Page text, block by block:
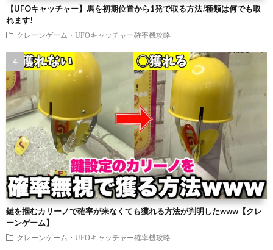
【UFOキャッチャー】馬を初期位置から1発で取る方法!種類は何でも取
れます!
クレーンゲーム・UFOキャッチャー確率機攻略
鍵を掴むカリーノで確率が来なくても獲れる方法が判明したwww【クレ
ーンゲーム】
クレーンゲーム・UFOキャッチャー確率機攻略